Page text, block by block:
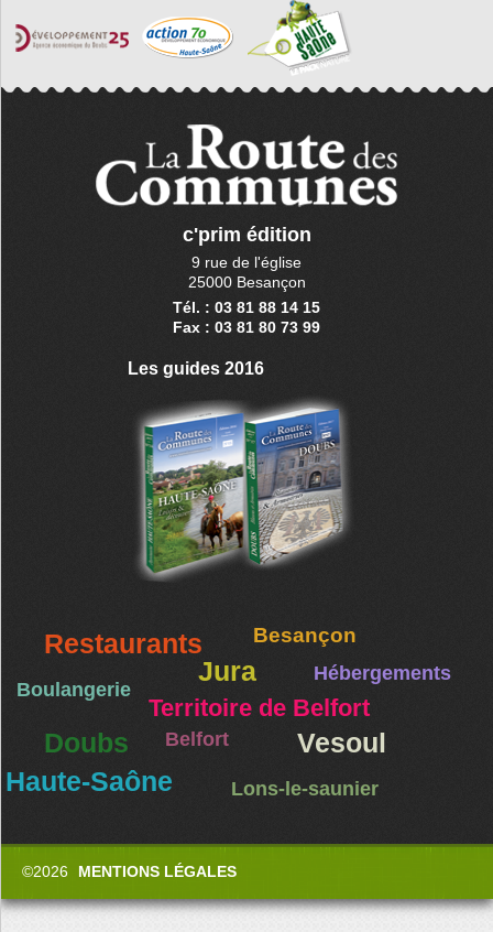
c'prim édition
9 rue de l'église
25000 Besançon
Tél. : 03 81 88 14 15
Fax : 03 81 80 73 99
Les guides 2016
Restaurants Besançon
Jura Hébergements
Boulangerie
Territoire de Belfort
Doubs Belfort
Vesoul
Haute-Saône
Lons-le-saunier
©2026 MENTIONS LÉGALES